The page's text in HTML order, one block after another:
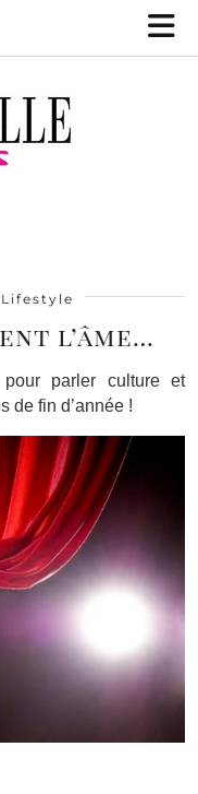
Lifestyle
l’âme…
parler culture et
de fin d’année !